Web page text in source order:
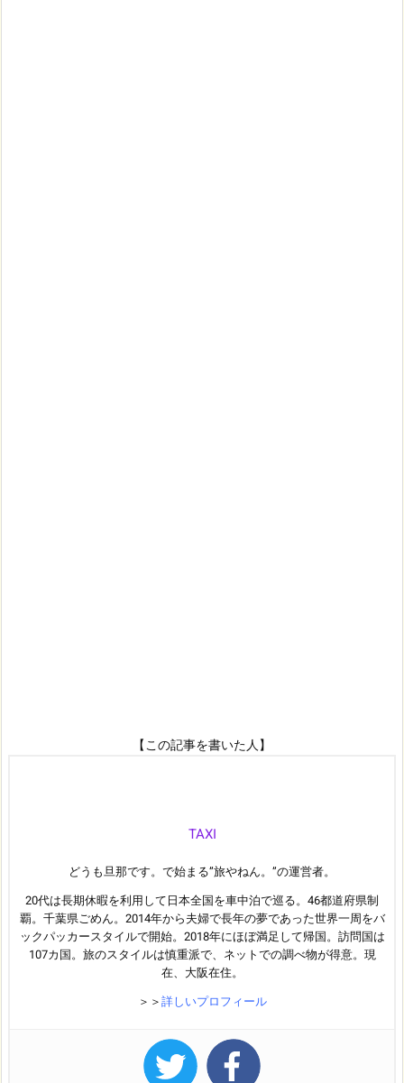
【この記事を書いた人】
TAXI
どうも旦那です。で始まる”旅やねん。”の運営者。
20代は長期休暇を利用して日本全国を車中泊で巡る。46都道府県制
覇。千葉県ごめん。2014年から夫婦で長年の夢であった世界一周をバ
ックパッカースタイルで開始。2018年にほぼ満足して帰国。訪問国は
107カ国。旅のスタイルは慎重派で、ネットでの調べ物が得意。現
在、大阪在住。
＞＞ 詳しいプロフィール